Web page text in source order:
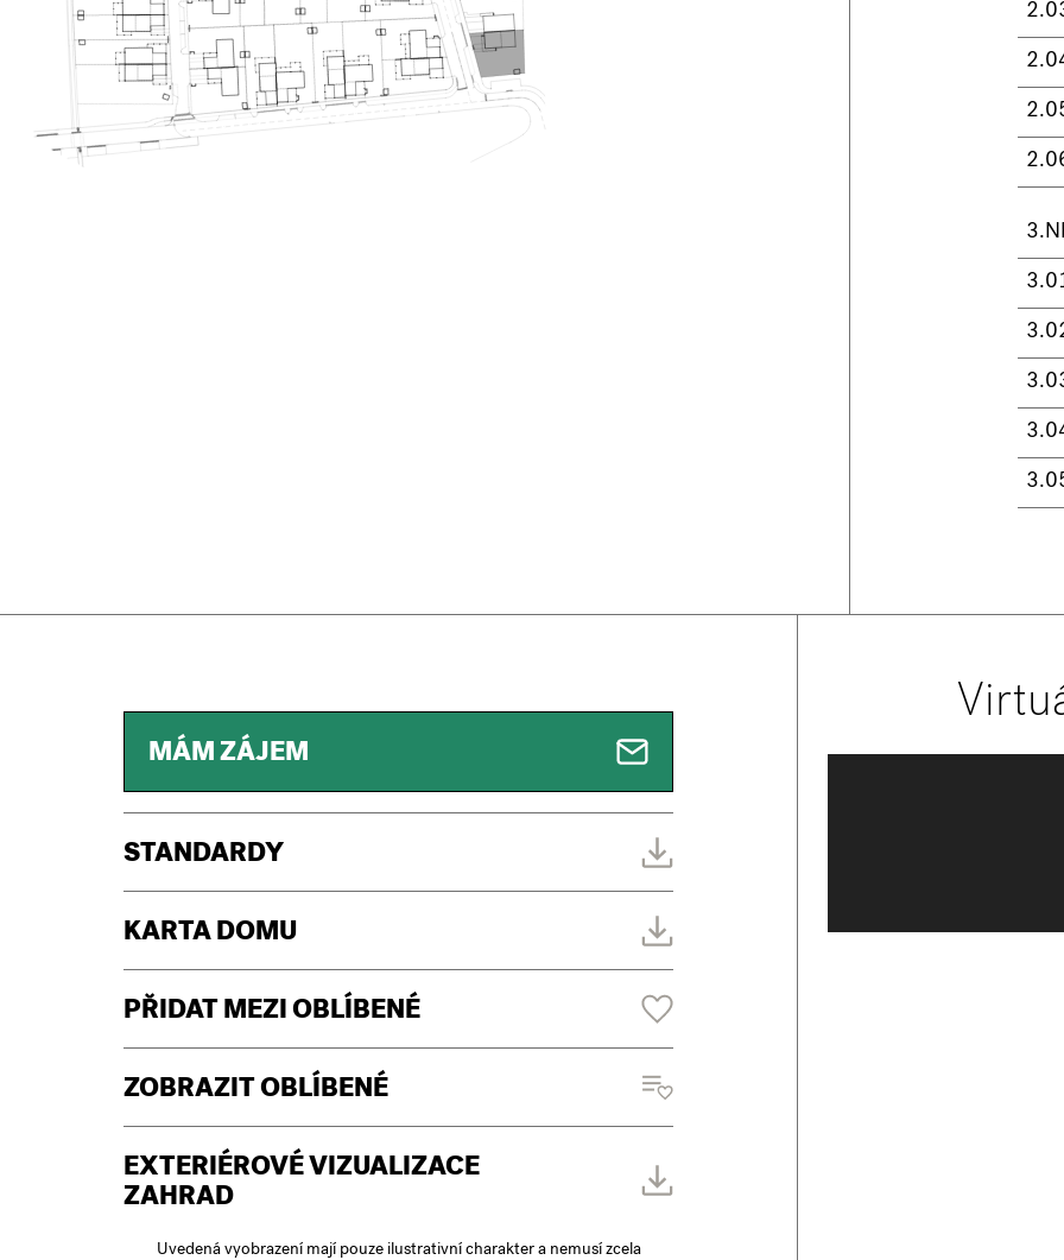
MÁM ZÁJEM
STANDARDY
KARTA DOMU
PŘIDAT MEZI OBLÍBENÉ
ZOBRAZIT OBLÍBENÉ
EXTERIÉROVÉ VIZUALIZACE
ZAHRAD
Uvedená vyobrazení mají pouze ilustrativní charakter a nemusí zcela